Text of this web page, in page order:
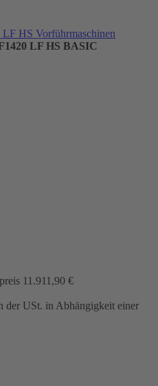
HS Vorführmaschinen
LF HS BASIC
11.911,90 €
der USt. in Abhängigkeit einer